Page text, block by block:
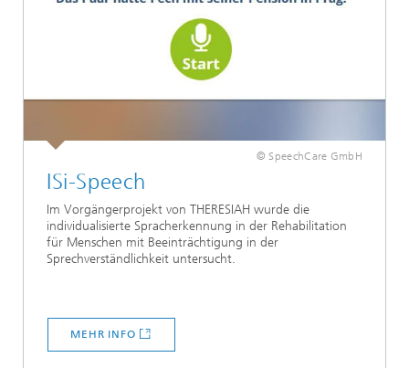
© SpeechCare GmbH
ISi-Speech
Im Vorgängerprojekt von THERESIAH wurde die
individualisierte Spracherkennung in der Rehabilitation
für Menschen mit Beeinträchtigung in der
Sprechverständlichkeit untersucht.
MEHR INFO